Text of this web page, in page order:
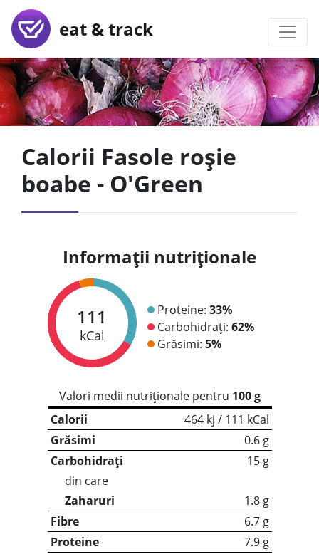
eat & track
Calorii Fasole roșie
boabe - O'Green
Informații nutriționale
111
kCal
Proteine: 33%
Carbohidrați: 62%
Grăsimi: 5%
Valori medii nutriționale pentru 100 g
Calorii
464 kj / 111 kCal
Grăsimi
0.6 g
Carbohidrați
15 g
din care
Zaharuri
1.8 g
Fibre
6.7 g
Proteine
7.9 g